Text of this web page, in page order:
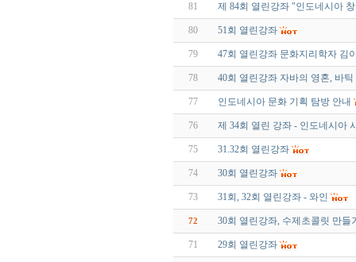
81 제 84회 열린강좌 "인도네시아
80 51회 열린강좌
79 47회 열린강좌 문화지리학자 김
78 40회 열린강좌 자바의 영혼, 바틱
77 인도네시아 문화 기획 탐방 안내
76 제 34회 열린 강좌 - 인도네시아
75 31.32회 열린강좌
74 30회 열린강좌
73 31회, 32회 열린강좌 - 와인
72 30회 열린강좌, 수제초콜릿 만들
71 29회 열린강좌